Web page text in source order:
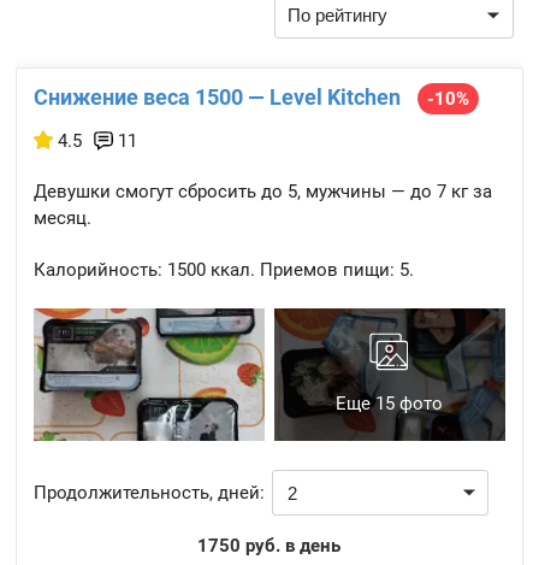
Снижение веса 1500 — Level Kitchen
-10%
4.5
11
Девушки смогут сбросить до 5, мужчины — до 7 кг за
месяц.
Калорийность: 1500 ккал. Приемов пищи: 5.
Еще 15 фото
Продолжительность, дней:
1750 руб. в день